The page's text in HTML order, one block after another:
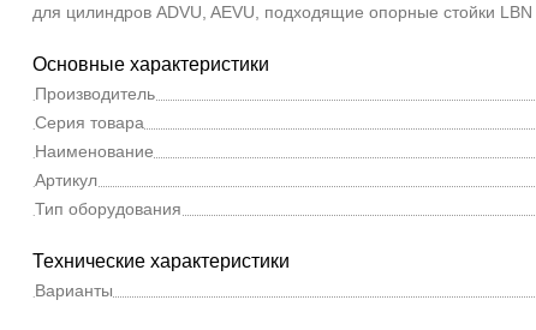
для цилиндров ADVU, AEVU, подходящие опорные стойки LBN
Основные характеристики
Производитель
Серия товара
Наименование
Артикул
Тип оборудования
Технические характеристики
Варианты